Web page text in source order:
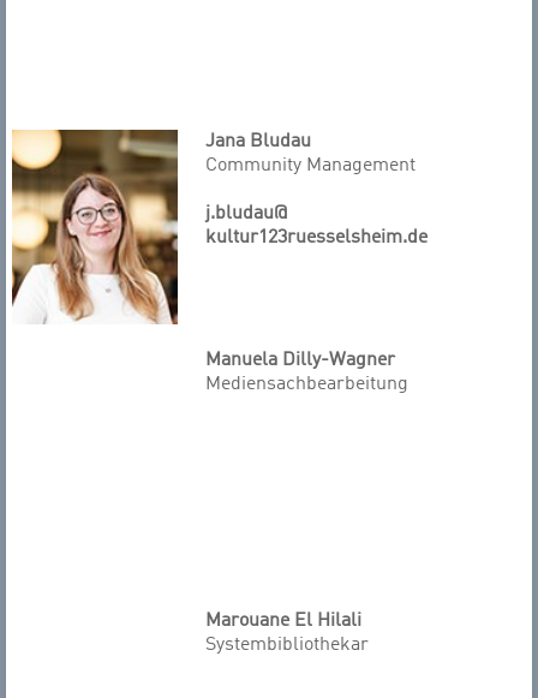
Jana Bludau
Community Management
j.bludau@
kultur123ruesselsheim.de
Manuela Dilly-Wagner
Mediensachbearbeitung
Marouane El Hilali
Systembibliothekar